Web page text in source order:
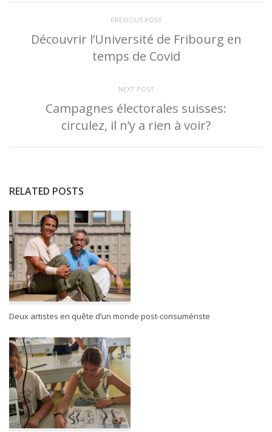
PREVIOUS POST
Découvrir l’Université de Fribourg en
temps de Covid
NEXT POST
Campagnes électorales suisses:
circulez, il n’y a rien à voir?
RELATED POSTS
Deux artistes en quête d’un monde post-consumériste